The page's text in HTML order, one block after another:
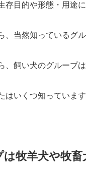
存目的や形態・用途
、当然知っているグル
、飼い犬のグループ
はいくつ知っています
牧羊犬や牧畜